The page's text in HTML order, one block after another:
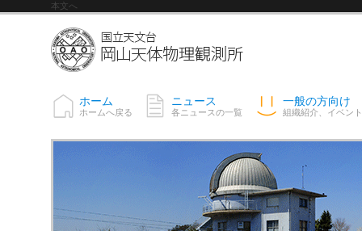
本文へ
ホーム
ホームへ戻る
ニュース
各ニュースの一覧
一般の方向け
組織紹介、イベン